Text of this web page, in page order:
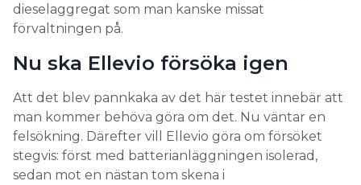
dieselaggregat som man kanske missat
förvaltningen på.
Nu ska Ellevio försöka igen
Att det blev pannkaka av det här testet innebär att
man kommer behöva göra om det. Nu väntar en
felsökning. Därefter vill Ellevio göra om försöket
stegvis: först med batterianläggningen isolerad,
sedan mot en nästan tom skena i